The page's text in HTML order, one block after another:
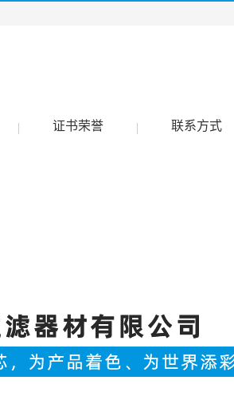
证书荣誉 联系方式